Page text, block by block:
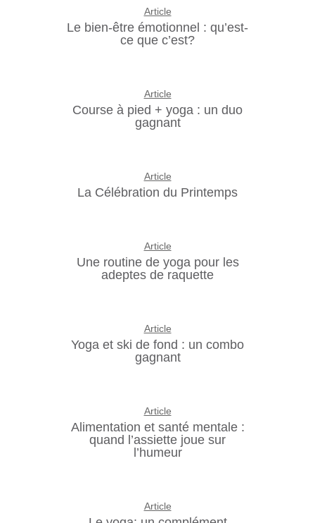
Article
Le bien-être émotionnel : qu’est-
ce que c’est?
Article
Course à pied + yoga : un duo
gagnant
Article
La Célébration du Printemps
Article
Une routine de yoga pour les
adeptes de raquette
Article
Yoga et ski de fond : un combo
gagnant
Article
Alimentation et santé mentale :
quand l’assiette joue sur
l’humeur
Article